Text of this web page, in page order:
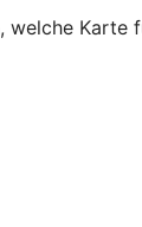
welche Karte